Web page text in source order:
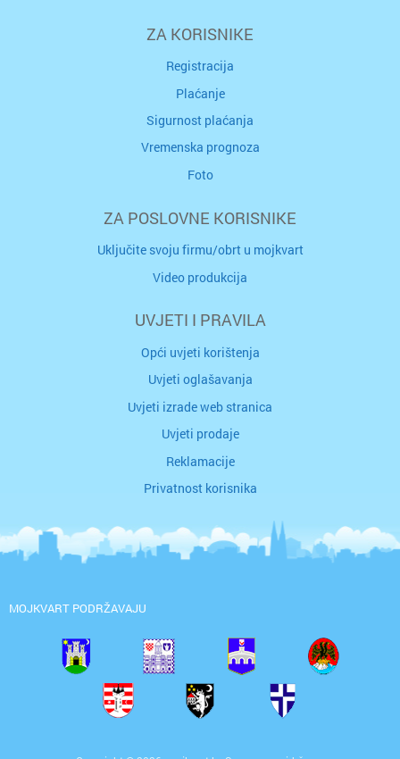
ZA KORISNIKE
Registracija
Plaćanje
Sigurnost plaćanja
Vremenska prognoza
Foto
ZA POSLOVNE KORISNIKE
Uključite svoju firmu/obrt u mojkvart
Video produkcija
UVJETI I PRAVILA
Opći uvjeti korištenja
Uvjeti oglašavanja
Uvjeti izrade web stranica
Uvjeti prodaje
Reklamacije
Privatnost korisnika
MOJKVART PODRŽAVAJU